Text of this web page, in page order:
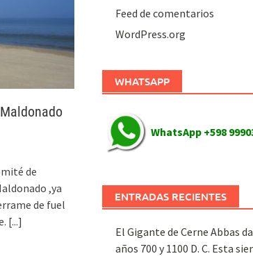
de
,ya
de fuel
[...]
Feed de comentarios
WordPress.org
WHATSAPP
WhatsApp +598
ENTRADAS RECIENTES
El Gigante de Cerne Abbas
años 700 y 1100 D. C. Esta